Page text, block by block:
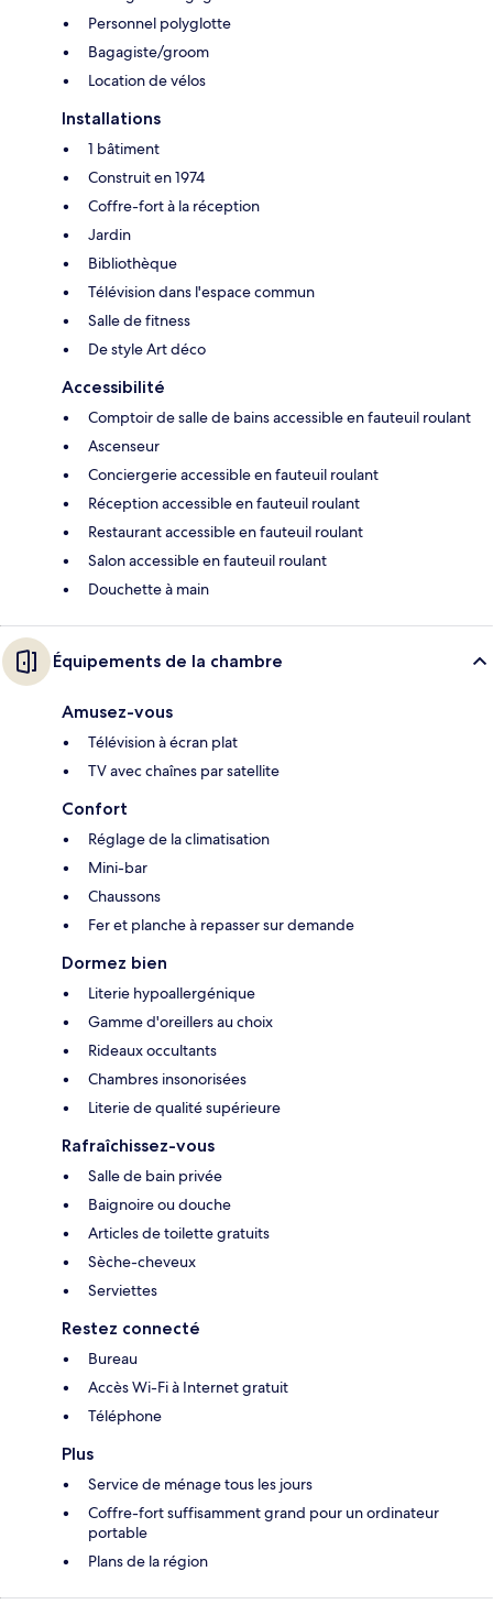
Personnel polyglotte
Bagagiste/groom
Location de vélos
Installations
1 bâtiment
Construit en 1974
Coffre-fort à la réception
Jardin
Bibliothèque
Télévision dans l'espace commun
Salle de fitness
De style Art déco
Accessibilité
Comptoir de salle de bains accessible en fauteuil roulant
Ascenseur
Conciergerie accessible en fauteuil roulant
Réception accessible en fauteuil roulant
Restaurant accessible en fauteuil roulant
Salon accessible en fauteuil roulant
Douchette à main
Équipements de la chambre
Amusez-vous
Télévision à écran plat
TV avec chaînes par satellite
Confort
Réglage de la climatisation
Mini-bar
Chaussons
Fer et planche à repasser sur demande
Dormez bien
Literie hypoallergénique
Gamme d'oreillers au choix
Rideaux occultants
Chambres insonorisées
Literie de qualité supérieure
Rafraîchissez-vous
Salle de bain privée
Baignoire ou douche
Articles de toilette gratuits
Sèche-cheveux
Serviettes
Restez connecté
Bureau
Accès Wi-Fi à Internet gratuit
Téléphone
Plus
Service de ménage tous les jours
Coffre-fort suffisamment grand pour un ordinateur
portable
Plans de la région